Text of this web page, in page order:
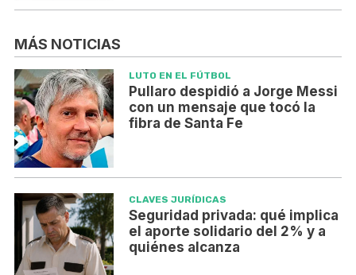
MÁS NOTICIAS
LUTO EN EL FÚTBOL
Pullaro despidió a Jorge Messi
con un mensaje que tocó la
fibra de Santa Fe
CLAVES JURÍDICAS
Seguridad privada: qué implica
el aporte solidario del 2% y a
quiénes alcanza